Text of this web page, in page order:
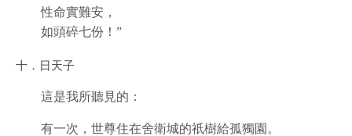
性命實難安，
如頭碎七份！”
十．日天子
這是我所聽見的：
有一次，世尊住在舍衛城的祇樹給孤獨園。